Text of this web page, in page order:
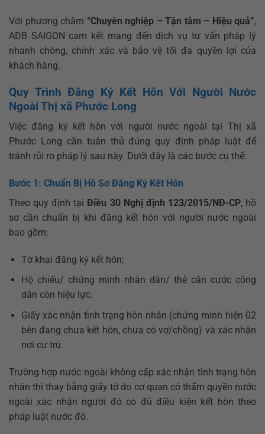
Với phương châm “Chuyên nghiệp – Tận tâm – Hiệu quả”,
ADB SAIGON cam kết mang đến dịch vụ tư vấn pháp lý
nhanh chóng, chính xác và bảo vệ tối đa quyền lợi của
khách hàng.
Quy Trình Đăng Ký Kết Hôn Với Người Nước
Ngoài Thị xã Phước Long
Việc đăng ký kết hôn với người nước ngoài tại Thị xã
Phước Long cần tuân thủ đúng quy định pháp luật để
tránh rủi ro pháp lý sau này. Dưới đây là các bước cụ thể:
Bước 1: Chuẩn Bị Hồ Sơ Đăng Ký Kết Hôn
Theo quy định tạiĐiều 30 Nghị định 123/2015/NĐ-CP, hồ
sơ cần chuẩn bị khi đăng kết hôn với người nước ngoài
bao gồm:
Tờ khai đăng ký kết hôn;
Hộ chiếu/ chứng minh nhân dân/ thẻ căn cước công
dân còn hiệu lực.
Giấy xác nhận tình trạng hôn nhân (chứng minh hiện 02
bên đang chưa kết hôn, chưa có vợ/chồng) và xác nhận
nơi cư trú.
Trường hợp nước ngoài không cấp xác nhận tình trạng hôn
nhân thì thay bằng giấy tờ do cơ quan có thẩm quyền nước
ngoài xác nhận người đó có đủ điều kiện kết hôn theo
pháp luật nước đó.